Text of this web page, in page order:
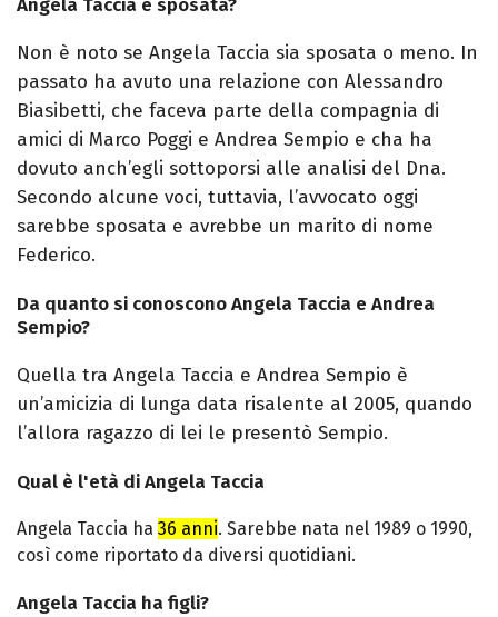
Angela Taccia è sposata?
Non è noto se Angela Taccia sia sposata o meno. In
passato ha avuto una relazione con Alessandro
Biasibetti, che faceva parte della compagnia di
amici di Marco Poggi e Andrea Sempio e cha ha
dovuto anch’egli sottoporsi alle analisi del Dna.
Secondo alcune voci, tuttavia, l’avvocato oggi
sarebbe sposata e avrebbe un marito di nome
Federico.
Da quanto si conoscono Angela Taccia e Andrea
Sempio?
Quella tra Angela Taccia e Andrea Sempio è
un’amicizia di lunga data risalente al 2005, quando
l’allora ragazzo di lei le presentò Sempio.
Qual è l'età di Angela Taccia
Angela Taccia ha 36 anni. Sarebbe nata nel 1989 o 1990,
così come riportato da diversi quotidiani.
Angela Taccia ha figli?